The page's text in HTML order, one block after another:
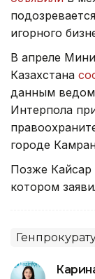
игорного
В апреле
Казахстана
данным
Интерпола
городе
Позже Кайсар
котором